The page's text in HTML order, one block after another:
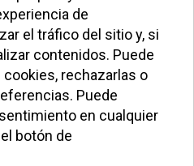
las
Prado del Rey
sede central
08 ABRIL 2008